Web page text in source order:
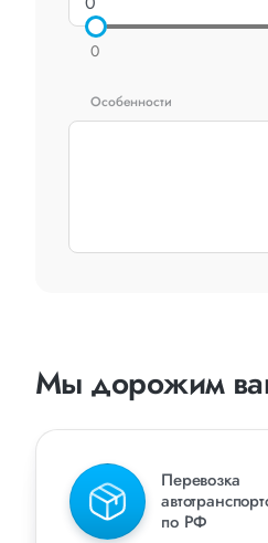
0
Особенности
Мы дорожим
Перевозка
по РФ